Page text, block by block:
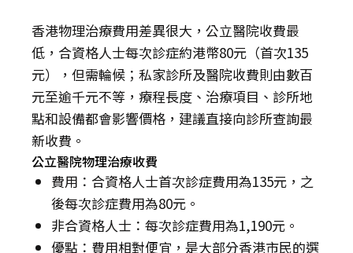
香港物理治療費用差異很大，公立醫院收費最
低，合資格人士每次診症約港幣80元（首次135
元），但需輪候；私家診所及醫院收費則由數百
元至逾千元不等，療程長度、治療項目、診所地
點和設備都會影響價格，建議直接向診所查詢最
新收費。
公立醫院物理治療收費
費用：合資格人士首次診症費用為135元，之
後每次診症費用為80元。
非合資格人士：每次診症費用為1,190元。
優點：費用相對便宜，是大部分香港市民的選